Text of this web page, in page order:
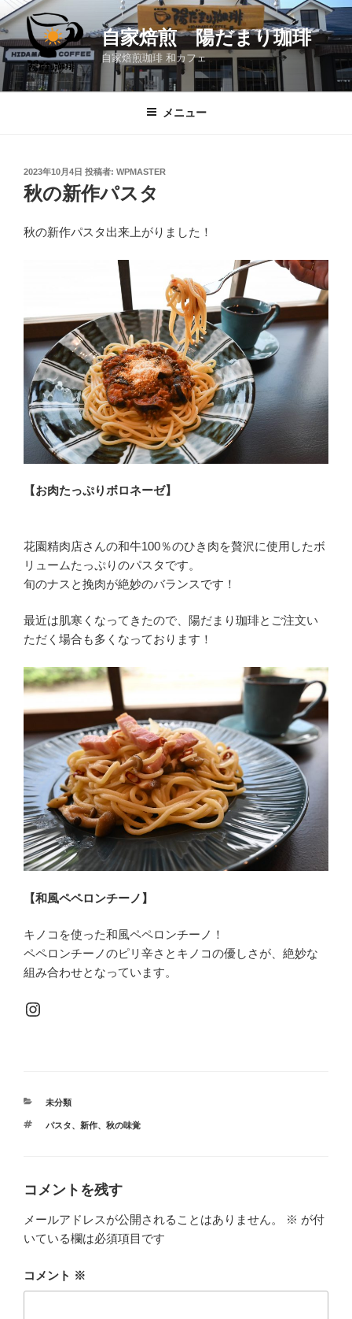
ン
テ
ン
ツ
自家焙煎 陽だまり珈琲
自家焙煎珈琲 和カフェ
メニュー
投
稿
日:
2023年10月4日 投稿者: WPMASTER
秋の新作パスタ
秋の新作パスタ出来上がりました！
【お肉たっぷりボロネーゼ】
花園精肉店さんの和牛100％のひき肉を贅沢に使用したボ
リュームたっぷりのパスタです。
旬のナスと挽肉が絶妙のバランスです！
最近は肌寒くなってきたので、陽だまり珈琲とご注文い
ただく場合も多くなっております！
【和風ペペロンチーノ】
キノコを使った和風ペペロンチーノ！
ペペロンチーノのピリ辛さとキノコの優しさが、絶妙な
組み合わせとなっています。
Instagram
カ
ゴ
未分類
タ
パスタ、 新作、 秋の味覚
コメントを残す
メールアドレスが公開されることはありません。 ※ が付
いている欄は必須項目です
コメント ※